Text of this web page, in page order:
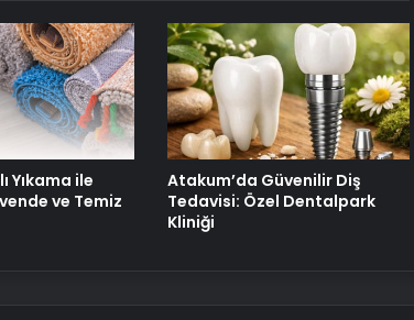
Ortopodoloji İle Diyabetik Ayak
Yarası Tedavisi
Yıkama ile
ve Temiz
Atakum’da Güvenilir Diş
Tedavisi: Özel Dentalpark
Kliniği